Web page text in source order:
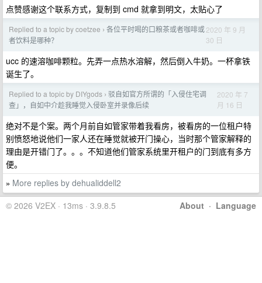
点赞感谢这个联系方式，复制到 cmd 就拿到明文，太贴心了
Replied to a topic by coetzee › 各位平时喝的口粮茶或者咖啡或
者饮料是哪种？
2020 年 9 月
30 日
ucc 的速溶咖啡颗粒。先弄一点热水溶解，然后倒入牛奶。一杯拿铁
诞生了。
Replied to a topic by DIYgods › 驳自如官方所谓的「入侵住宅调
查」，自如中介趁我睡觉入侵卧室并录像后续
2020 年 7
月 16 日
绝对不是个案。两个月前自如管家带着我看房，被看房的一位租户特
别愤怒地说他们一家人还在睡觉就被开门操心，当时那个管家解释的
理由是开错门了。。。不知道他们管家系统里开租户的门到底有多方
便。
» More replies by dehualiddell2
About · Language
© 2026 V2EX · 13ms · 3.9.8.5